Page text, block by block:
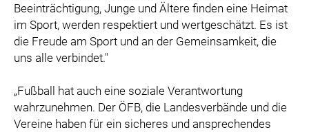
Beeinträchtigung, Junge und Ältere finden eine Heimat
im Sport, werden respektiert und wertgeschätzt. Es ist
die Freude am Sport und an der Gemeinsamkeit, die
uns alle verbindet."
„Fußball hat auch eine soziale Verantwortung
wahrzunehmen. Der ÖFB, die Landesverbände und die
Vereine haben für ein sicheres und ansprechendes